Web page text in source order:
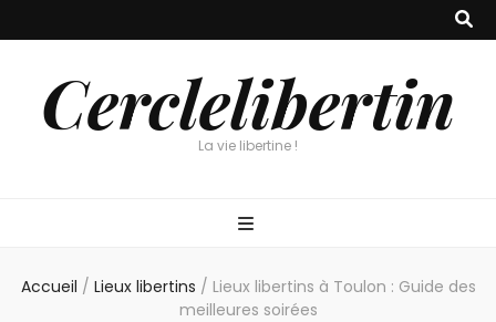
Cerclelibertin
La vie libertine !
Accueil / Lieux libertins / Lieux libertins à Toulon : Guide des
meilleures soirées